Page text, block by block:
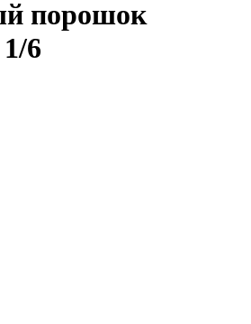
порошок
6